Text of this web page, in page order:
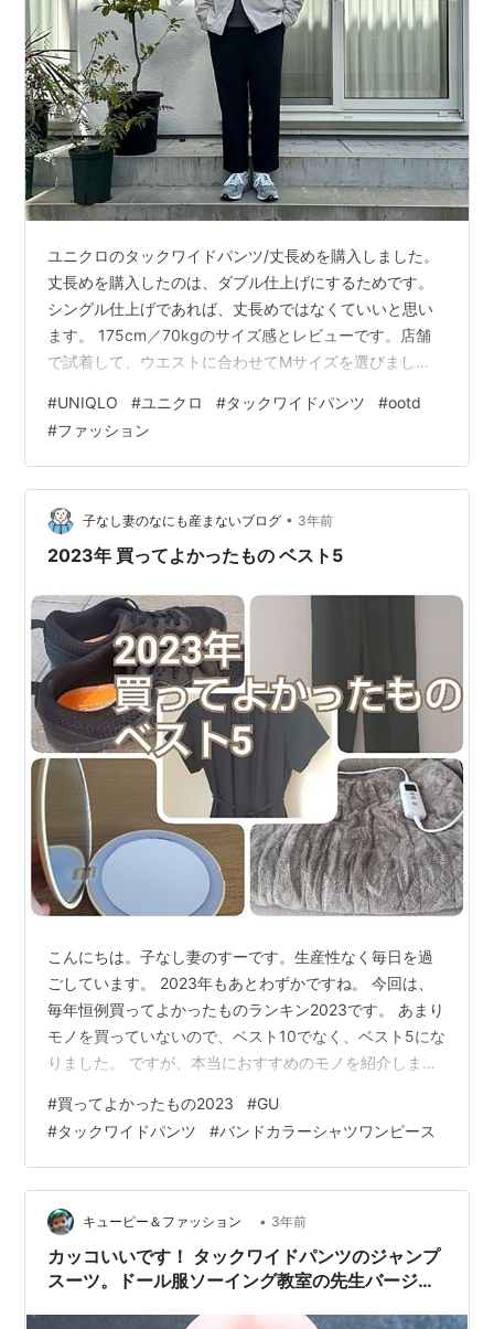
ユニクロのタックワイドパンツ/丈長めを購入しました。
丈長めを購入したのは、ダブル仕上げにするためです。
シングル仕上げであれば、丈長めではなくていいと思い
ます。 175cm／70kgのサイズ感とレビューです。店舗
で試着して、ウエストに合わせてMサイズを選びまし
175cm／70kg Mサイズ着用 サイズ感 175cm／70kg M
着用 股下74cm ダブル仕上げ 175cm／70kg M着用 股下
74cm ダブル仕上げ 175cm／70kg M着用 股下74cm ダ
ブル仕上げ 175cm／70kg M着用 股下74cm ダブル仕上
げ ア…
#UNIQLO #ユニクロ #タックワイドパンツ #ootd
#ファッション
子なし妻のなにも産まないブログ • 3年前
2023年 買ってよかったもの ベスト5
こんにちは。子なし妻のすーです。生産性なく毎日を過
ごしています。 2023年もあとわずかですね。 今回は、
毎年恒例買ってよかったものランキン2023です。 あまり
モノを買っていないので、ベスト10でなく、ベスト5にな
りました。 ですが、本当におすすめのモノを紹介します
ツ（GU） 4位 10倍鏡 3位 軽量スニーカー（アーノルド
パーマー） 2位 電気毛布 1位 バンドカラーシャツワンピ
ース（GU） 5位 タックワイドパンツ（GU） 秋冬用とし
てタックワイドパンツを購入しました。 秋から仕事着と
して「制服ですか？」というくらい毎日着ています。 …
#買ってよかったもの2023 #GU
#タックワイドパンツ #バンドカラーシャツワンピース
キューピー＆ファッション • 3年前
カッコいいです！ タックワイドパンツのジャンプ
スーツ。ドール服ソーイング教室の先生バージョ